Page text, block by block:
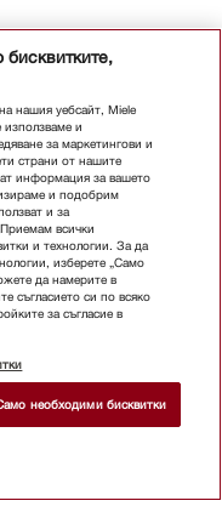
нашия уебсайт, Miele
използваме и
за маркетингови и
страни от нашите
информация за вашето
и подобрим
и за
всички
и технологии. За да
изберете „Само
да намерите в
съгласието си по всяко
за съгласие в
необходими бисквитки